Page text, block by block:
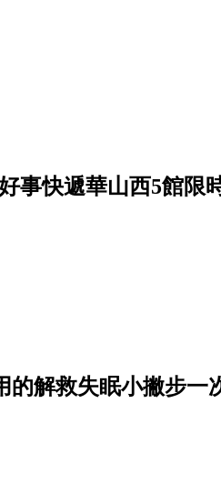
事快遞華山西5館限
解救失眠小撇步一